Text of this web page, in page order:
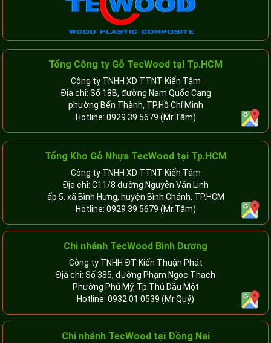
Tổng Công ty Gỗ TecWood tại Tp.HCM
Công ty TNHH XD TTNT Kiến Tâm
Địa chỉ: Số 18B, đường Nam Quốc Cang
phường Bến Thành, TP.Hồ Chí Minh
Hotline: 0929 39 5679 (Mr.Tâm)
Tổng Kho Gỗ Nhựa TecWood tại Tp.HCM
Công ty TNHH XD TTNT Kiến Tâm
Địa chỉ: C11/8 đường Nguyễn Văn Linh
ấp 5, xã Bình Hưng, huyện Bình Chánh, TP.HCM
Hotline: 0929 39 5679 (Mr.Tâm)
Chi nhánh TecWood Bình Dương
Công ty TNHH ĐT Kiến Thuận Phát
Địa chỉ: Số 385, đường Phạm Ngọc Thạch
Phường Phú Mỹ, Tp.Thủ Dầu Một
Hotline: 0932 01 0539 (Mr.Quý)
Chi nhánh TecWood tại Đồng Nai